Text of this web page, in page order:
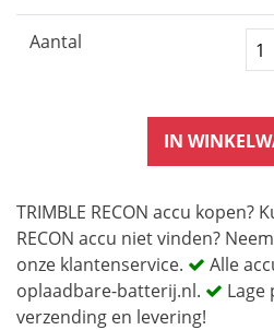
Aantal
IN
TRIMBLE RECON accu kopen?
RECON accu niet vinden?
onze klantenservice.
Alle
oplaadbare-batterij.nl.
Lage
verzending en levering!